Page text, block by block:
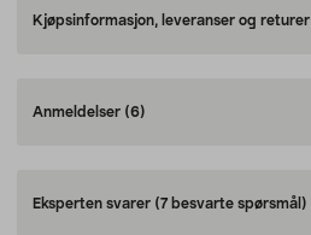
Kjøpsinformasjon, leveranser og returer
Anmeldelser (6)
Eksperten svarer (7 besvarte spørsmål)